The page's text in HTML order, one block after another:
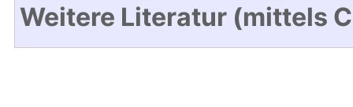
Weitere Literatur (mittels